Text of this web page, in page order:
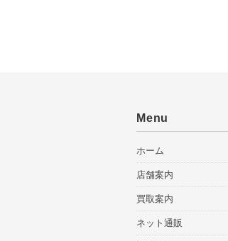
Menu
ホーム
店舗案内
買取案内
ネット通販